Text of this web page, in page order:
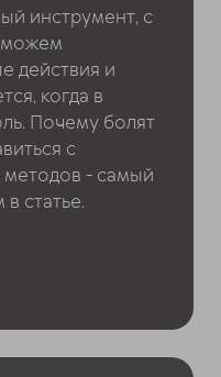
инструмент, с
действия и
когда в
Почему болят
с
методов - самый
статье.